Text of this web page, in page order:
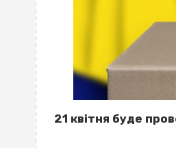
21 квітня буде